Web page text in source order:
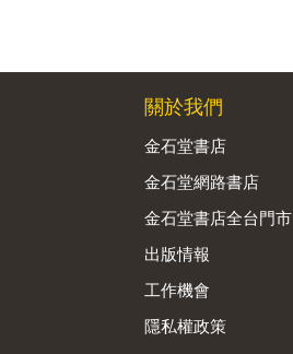
關於我們
金石堂書店
金石堂網路書店
金石堂書店全台門市
出版情報
工作機會
隱私權政策